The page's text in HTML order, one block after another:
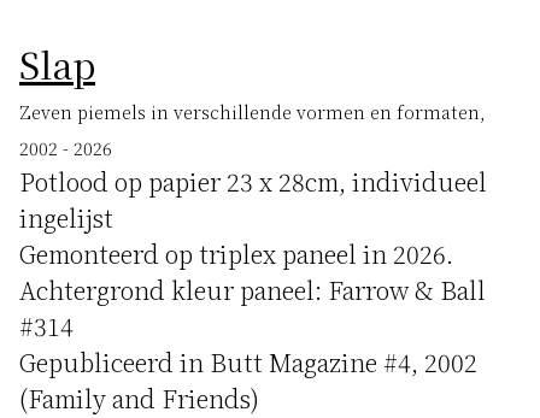
Slap
Zeven piemels in verschillende vormen en formaten,
2002 - 2026
Potlood op papier 23 x 28cm, individueel
ingelijst
Gemonteerd op triplex paneel in 2026.
Achtergrond kleur paneel: Farrow & Ball
#314
Gepubliceerd in Butt Magazine #4, 2002
(Family and Friends)